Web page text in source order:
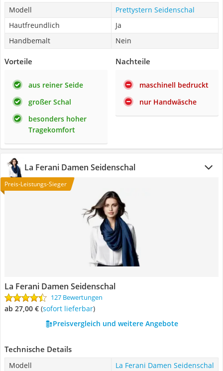
Modell
Prettystern Seidenschal
Hautfreundlich
Ja
Handbemalt
Nein
Vorteile
aus reiner Seide
großer Schal
besonders hoher
Tragekomfort
Nachteile
maschinell bedruckt
nur Handwäsche
La Ferani Damen Seidenschal
Preis-Leistungs-Sieger
La Ferani Damen Seidenschal
127 Bewertungen
ab 27,00 € ( Sofort lieferbar)
Preisvergleich und weitere Angebote
Technische Details
Modell
La Ferani Damen Seidenschal